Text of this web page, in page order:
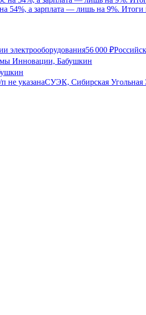
54%, а зарплата — лишь на 9%. Итоги
электрооборудования56 000 ₽
Инновации, Бабушкин
п не указанаСУЭК, Сибирская Угольная